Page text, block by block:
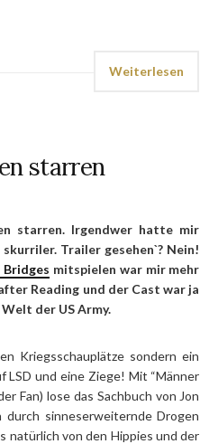
Weiterlesen
starren
starren. Irgendwer hatte mir
Trailer gesehen`? Nein!
Bridges mitspielen war mir mehr
Reading und der Cast war ja
der US Army.
Kriegsschauplätze sondern ein
LSD und eine Ziege! Mit “Männer
Fan) lose das Sachbuch von Jon
durch sinneserweiternde Drogen
natürlich von den Hippies und der